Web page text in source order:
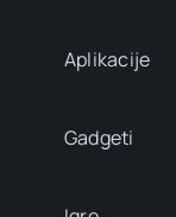
Aplikacije
Gadgeti